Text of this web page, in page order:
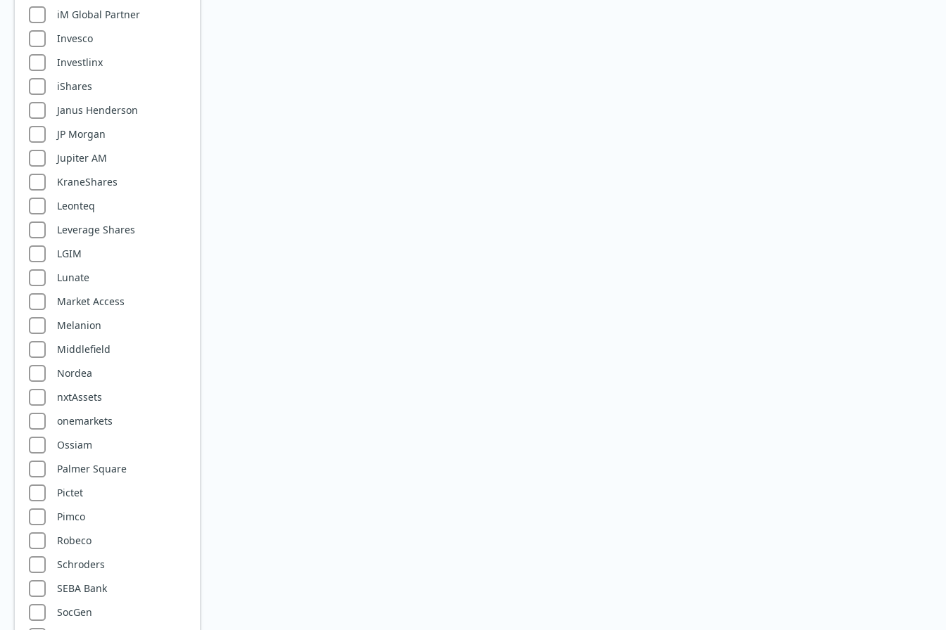
Private Equity
Quantencomputing
Reise & Freizeit
Robotik
Rüstungsindustrie
Seltene Erden
Silberminen
Smart City
Solarenergie
Starke Marken
Telekommunikation
Uran
Versicherer
Versorger
Wasser
Wasserstoff
Windenergie
iM Global Partner
Invesco
Investlinx
iShares
Janus Henderson
JP Morgan
Jupiter AM
KraneShares
Leonteq
Leverage Shares
LGIM
Lunate
Market Access
Melanion
Middlefield
Nordea
nxtAssets
onemarkets
Ossiam
Palmer Square
Pictet
Pimco
Robeco
Schroders
SEBA Bank
SocGen